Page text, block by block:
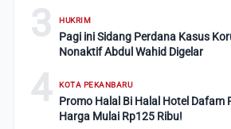
3 HUKRIM
Pagi ini Sidang Perdana Kasus
Nonaktif Abdul Wahid Digelar
4 KOTA PEKANBARU
Promo Halal Bi Halal Hotel Dafam
Harga Mulai Rp125 Ribu!